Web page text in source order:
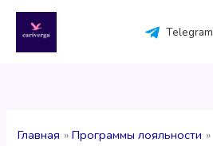
содержимому
Telegram
Главная Программы лояльности